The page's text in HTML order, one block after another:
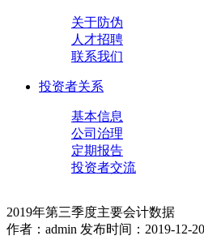
关于防伪
人才招聘
联系我们
投资者关系
基本信息
公司治理
定期报告
投资者交流
2019年第三季度主要会计数据
作者：admin 发布时间：2019-12-